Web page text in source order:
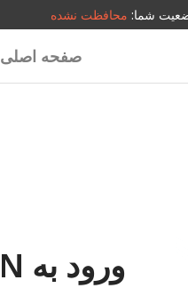
محافظت نشده
صفحه اصلی
ورود به PandaVPN